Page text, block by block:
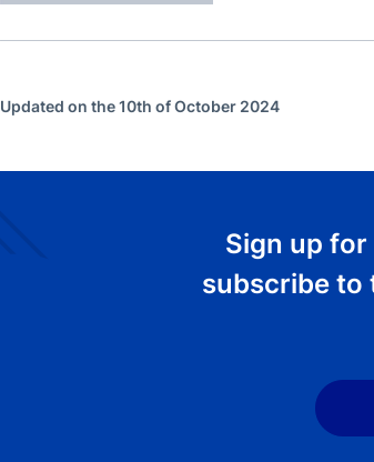
Updated on the 10th of October 2024
Sign up
subscribe to